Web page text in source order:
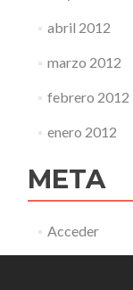
abril 2012
marzo 2012
febrero 2012
enero 2012
META
Acceder